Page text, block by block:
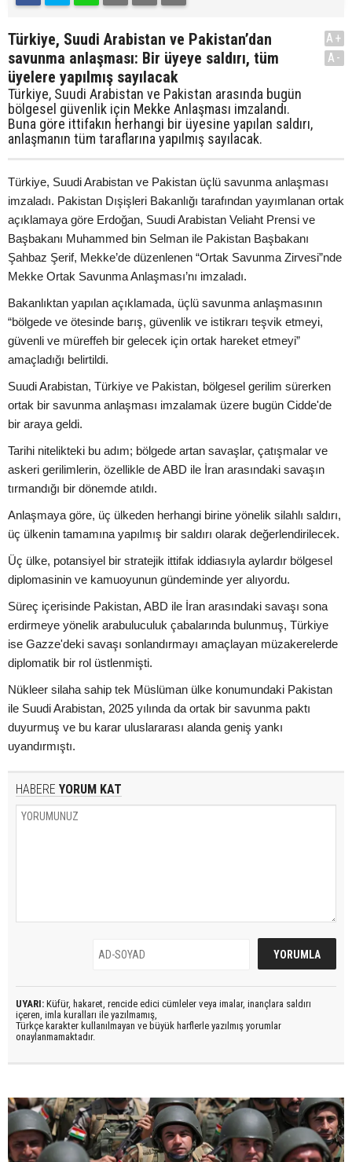
Türkiye, Suudi Arabistan ve Pakistan’dan
savunma anlaşması: Bir üyeye saldırı, tüm
üyelere yapılmış sayılacak
Türkiye, Suudi Arabistan ve Pakistan arasında bugün
bölgesel güvenlik için Mekke Anlaşması imzalandı.
Buna göre ittifakın herhangi bir üyesine yapılan saldırı,
anlaşmanın tüm taraflarına yapılmış sayılacak.
A+
A-
Türkiye, Suudi Arabistan ve Pakistan üçlü savunma anlaşması
imzaladı. Pakistan Dışişleri Bakanlığı tarafından yayımlanan ortak
açıklamaya göre Erdoğan, Suudi Arabistan Veliaht Prensi ve
Başbakanı Muhammed bin Selman ile Pakistan Başbakanı
Şahbaz Şerif, Mekke’de düzenlenen “Ortak Savunma Zirvesi”nde
Mekke Ortak Savunma Anlaşması’nı imzaladı.
Bakanlıktan yapılan açıklamada, üçlü savunma anlaşmasının
“bölgede ve ötesinde barış, güvenlik ve istikrarı teşvik etmeyi,
güvenli ve müreffeh bir gelecek için ortak hareket etmeyi”
amaçladığı belirtildi.
Suudi Arabistan, Türkiye ve Pakistan, bölgesel gerilim sürerken
ortak bir savunma anlaşması imzalamak üzere bugün Cidde'de
bir araya geldi.
Tarihi nitelikteki bu adım; bölgede artan savaşlar, çatışmalar ve
askeri gerilimlerin, özellikle de ABD ile İran arasındaki savaşın
tırmandığı bir dönemde atıldı.
Anlaşmaya göre, üç ülkeden herhangi birine yönelik silahlı saldırı,
üç ülkenin tamamına yapılmış bir saldırı olarak değerlendirilecek.
Üç ülke, potansiyel bir stratejik ittifak iddiasıyla aylardır bölgesel
diplomasinin ve kamuoyunun gündeminde yer alıyordu.
Süreç içerisinde Pakistan, ABD ile İran arasındaki savaşı sona
erdirmeye yönelik arabuluculuk çabalarında bulunmuş, Türkiye
ise Gazze'deki savaşı sonlandırmayı amaçlayan müzakerelerde
diplomatik bir rol üstlenmişti.
Nükleer silaha sahip tek Müslüman ülke konumundaki Pakistan
ile Suudi Arabistan, 2025 yılında da ortak bir savunma paktı
duyurmuş ve bu karar uluslararası alanda geniş yankı
uyandırmıştı.
HABERE YORUM KAT
UYARI: Küfür, hakaret, rencide edici cümleler veya imalar, inançlara saldırı
içeren, imla kuralları ile yazılmamış,
Türkçe karakter kullanılmayan ve büyük harflerle yazılmış yorumlar
onaylanmamaktadır.